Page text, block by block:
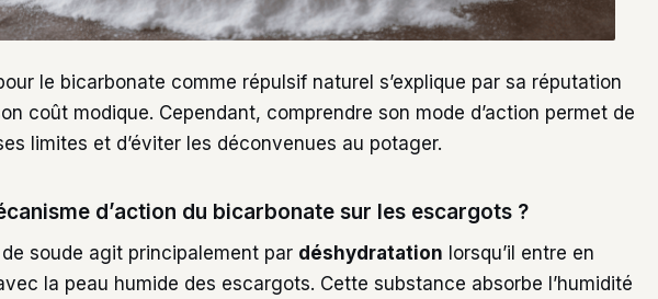
le bicarbonate comme répulsif naturel s’explique par sa réputation
coût modique. Cependant, comprendre son mode d’action permet de
limites et d’éviter les déconvenues au potager.
d’action du bicarbonate sur les escargots ?
soude agit principalement par déshydratation lorsqu’il entre en
la peau humide des escargots. Cette substance absorbe l’humidité